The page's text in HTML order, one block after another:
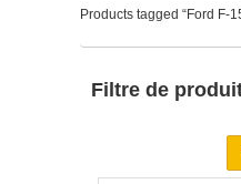
Products tagged “Ford F-
Filtre de